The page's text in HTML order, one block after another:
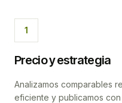
1
Precio y estrategia
Analizamos comparables
eficiente y publicamos